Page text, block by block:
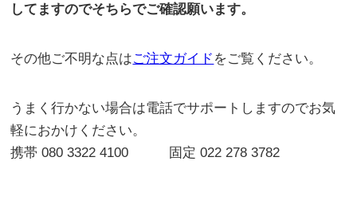
してますのでそちらでご確認願います。
その他ご不明な点はご注文ガイド をご覧ください。
うまく行かない場合は電話でサポートしますのでお気
軽におかけください。
携帯 080 3322 4100 固定 022 278 3782